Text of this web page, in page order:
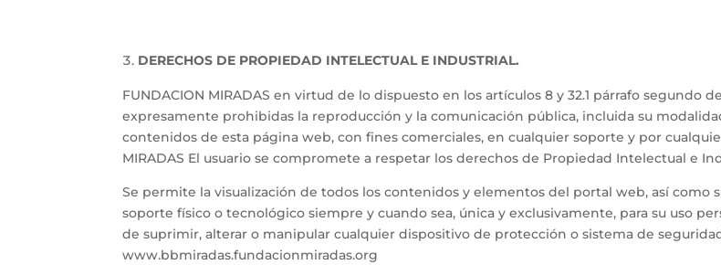
DERECHOS DE PROPIEDAD INTELECTUAL E INDUSTRIAL.
FUNDACION MIRADAS en virtud de lo dispuesto en los artículos 8 y 32.1 párrafo
expresamente prohibidas la reproducción y la comunicación pública, incluida su
contenidos de esta página web, con fines comerciales, en cualquier soporte y por
MIRADAS El usuario se compromete a respetar los derechos de Propiedad Intelectual e
Se permite la visualización de todos los contenidos y elementos del portal web, así
soporte físico o tecnológico siempre y cuando sea, única y exclusivamente, para su uso
de suprimir, alterar o manipular cualquier dispositivo de protección o sistema de
www.bbmiradas.fundacionmiradas.org